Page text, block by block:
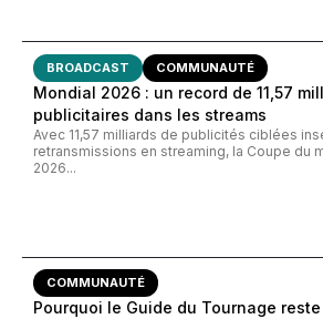
BROADCAST COMMUNAUTÉ
Mondial 2026 : un record de 11,57
publicitaires dans les streams
Avec 11,57 milliards de publicités ciblées
retransmissions en streaming, la Coupe du
2026...
COMMUNAUTÉ
Pourquoi le Guide du Tournage